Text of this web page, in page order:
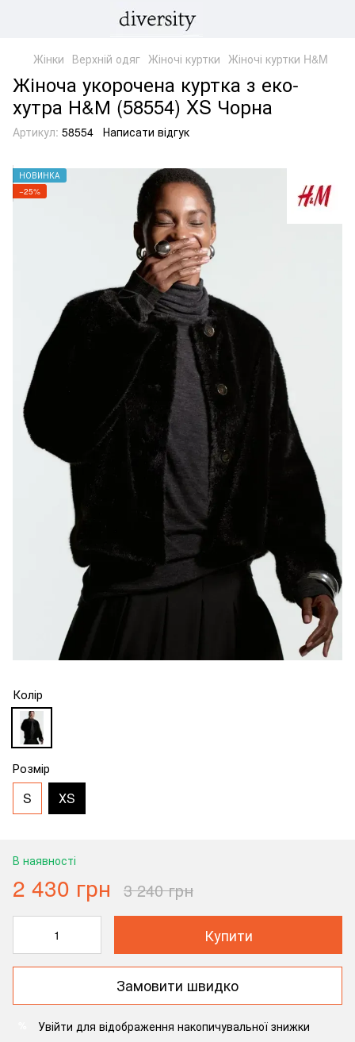
Жінки Верхній одяг Жіночі куртки Жіночі куртки H&M
Жіноча укорочена куртка з еко-
хутра Н&М (58554) XS Чорна
Артикул: 58554 Написати відгук
НОВИНКА
−25%
Колір
Розмір
S ХS
В наявності
2 430 грн 3 240 грн
Купити
Замовити швидко
Увійти для відображення накопичувальної знижки